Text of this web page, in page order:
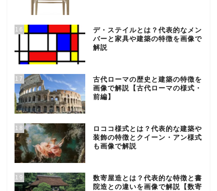
16
デ・ステイルとは？代表的なメン
バーと家具や建築の特徴を画像で
解説
17
古代ローマの歴史と建築の特徴を
画像で解説【古代ローマの様式・
前編】
18
ロココ様式とは？代表的な建築や
装飾の特徴とクイーン・アン様式
も画像で解説
19
数寄屋造とは？代表的な特徴と書
院造との違いを画像で解説【数寄